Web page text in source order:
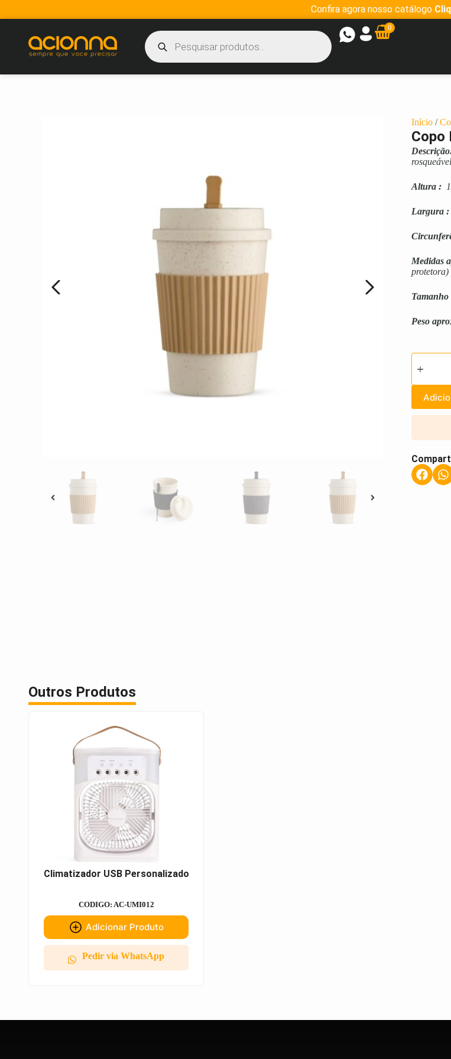
Confira agora nosso catálogo
0
Início /
Copo
Altura :
Largura :
Medidas
protetora)
Peso
Outros Produtos
Climatizador USB Personalizado
CODIGO: AC-UMI012
Adicionar Produto
Pedir via WhatsApp